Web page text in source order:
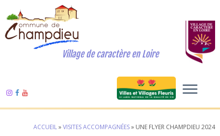
Village de caractère en Loire
ACCUEIL»VISITES ACCOMPAGNÉES» UNE FLYER CHAMPDIEU 2024